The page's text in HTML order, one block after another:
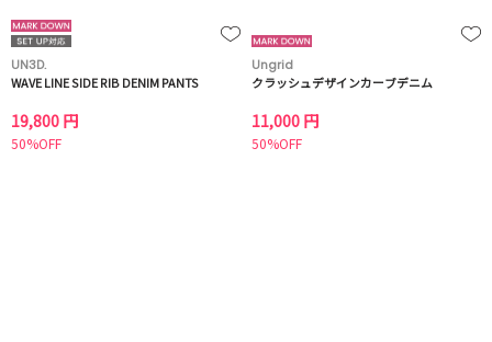
UN3D.
WAVE LINE SIDE RIB DENIM PANTS
19,800 円
50%OFF
Ungrid
クラッシュデザインカーブデニム
11,000 円
50%OFF